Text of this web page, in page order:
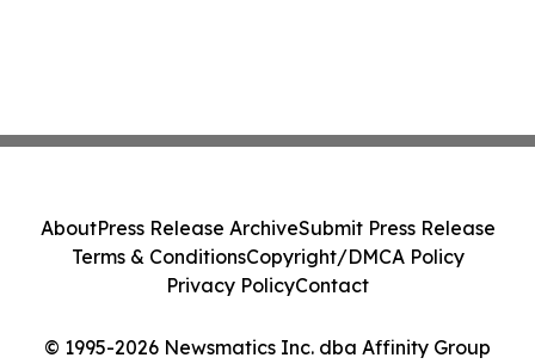
© 1995-2026 Newsmatics Inc. dba Affinity Group
AboutPress Release ArchiveSubmit Press Release
Terms & ConditionsCopyright/DMCA Policy
Privacy PolicyContact